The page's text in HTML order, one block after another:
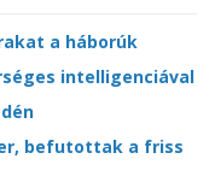
a háborúk
intelligenciával
befutottak a friss